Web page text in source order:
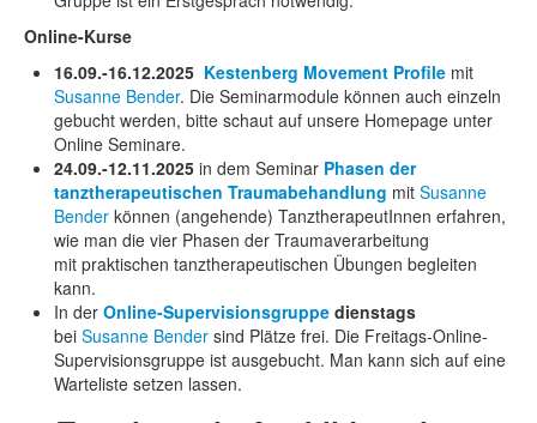
Online-Kurse
16.09.-16.12.2025 Kestenberg Movement Profile mit
Susanne Bender. Die Seminarmodule können auch einzeln
gebucht werden, bitte schaut auf unsere Homepage unter
Online Seminare.
24.09.-12.11.2025 in dem Seminar Phasen der
tanztherapeutischen Traumabehandlung mit Susanne
Bender können (angehende) TanztherapeutInnen erfahren,
wie man die vier Phasen der Traumaverarbeitung
mit praktischen tanztherapeutischen Übungen begleiten
kann.
In der Online-Supervisionsgruppe dienstags
bei Susanne Bender sind Plätze frei. Die Freitags-Online-
Supervisionsgruppe ist ausgebucht. Man kann sich auf eine
Warteliste setzen lassen.